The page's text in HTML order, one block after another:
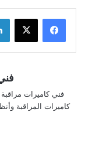
فني كاميرات
كاميرات المراقبة